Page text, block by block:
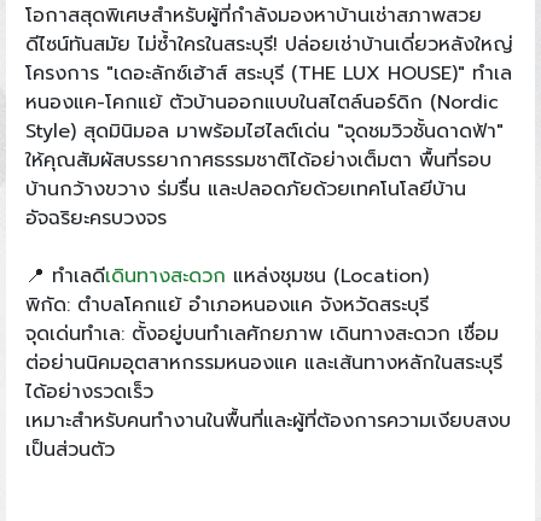
โอกาสสุดพิเศษสำหรับผู้ที่กำลังมองหาบ้านเช่าสภาพสวย
ดีไซน์ทันสมัย ไม่ซ้ำใครในสระบุรี! ปล่อยเช่าบ้านเดี่ยวหลังใหญ่
โครงการ "เดอะลักซ์เฮ้าส์ สระบุรี (THE LUX HOUSE)" ทำเล
หนองแค-โคกแย้ ตัวบ้านออกแบบในสไตล์นอร์ดิก (Nordic
Style) สุดมินิมอล มาพร้อมไฮไลต์เด่น "จุดชมวิวชั้นดาดฟ้า"
ให้คุณสัมผัสบรรยากาศธรรมชาติได้อย่างเต็มตา พื้นที่รอบ
บ้านกว้างขวาง ร่มรื่น และปลอดภัยด้วยเทคโนโลยีบ้าน
อัจฉริยะครบวงจร
📍 ทำเลดีเดินทางสะดวก แหล่งชุมชน (Location)
พิกัด: ตำบลโคกแย้ อำเภอหนองแค จังหวัดสระบุรี
จุดเด่นทำเล: ตั้งอยู่บนทำเลศักยภาพ เดินทางสะดวก เชื่อม
ต่อย่านนิคมอุตสาหกรรมหนองแค และเส้นทางหลักในสระบุรี
ได้อย่างรวดเร็ว
เหมาะสำหรับคนทำงานในพื้นที่และผู้ที่ต้องการความเงียบสงบ
เป็นส่วนตัว